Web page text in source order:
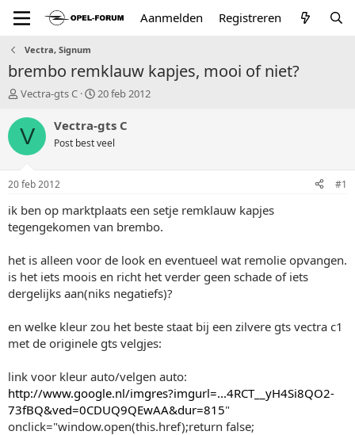
Aanmelden Registreren
Vectra, Signum
brembo remklauw kapjes, mooi of niet?
T
p
i
t
a
r
e
Vectra-gts C
S
a
r
t
u
20 feb 2012
V Vectra-gts C
Post best veel
20 feb 2012 #1
ik ben op marktplaats een setje remklauw kapjes
tegengekomen van brembo.
het is alleen voor de look en eventueel wat remolie opvangen.
is het iets moois en richt het verder geen schade of iets
dergelijks aan(niks negatiefs)?
en welke kleur zou het beste staat bij een zilvere gts vectra c1
met de originele gts velgjes:
link voor kleur auto/velgen auto:
http://www.google.nl/imgres?imgurl=...4RCT__yH4Si8QO2-
73fBQ&ved=0CDUQ9QEwAA&dur=815"
onclick="window.open(this.href);return false;